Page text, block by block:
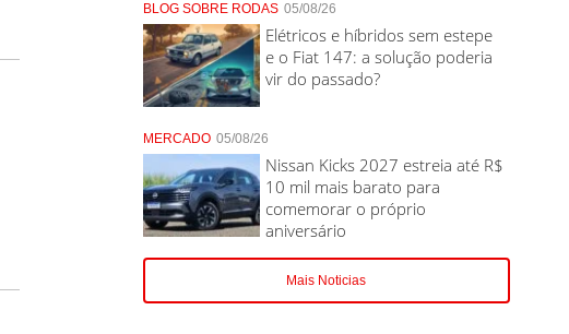
BLOG SOBRE RODAS 05/08/26
Elétricos e híbridos sem estepe
e o Fiat 147: a solução poderia
vir do passado?
MERCADO 05/08/26
Nissan Kicks 2027 estreia até R$
10 mil mais barato para
comemorar o próprio
aniversário
Mais Noticias